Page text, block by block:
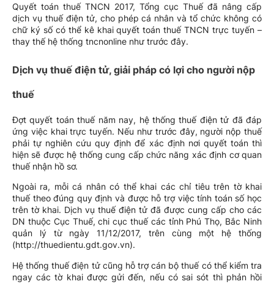
Quyết toán thuế TNCN 2017, Tổng cục Thuế đã nâng cấp
dịch vụ thuế điện tử, cho phép cá nhân và tổ chức không có
chữ ký số có thể kê khai quyết toán thuế TNCN trực tuyến –
thay thế hệ thống tncnonline như trước đây.
Dịch vụ thuế điện tử, giải pháp có lợi cho người nộp
thuế
Đợt quyết toán thuế năm nay, hệ thống thuế điện tử đã đáp
ứng việc khai trực tuyến. Nếu như trước đây, người nộp thuế
phải tự nghiên cứu quy định để xác định nơi quyết toán thì
hiện sẽ được hệ thống cung cấp chức năng xác định cơ quan
thuế nhận hồ sơ.
Ngoài ra, mỗi cá nhân có thể khai các chỉ tiêu trên tờ khai
thuế theo đúng quy định và được hỗ trợ việc tính toán số học
trên tờ khai. Dịch vụ thuế điện tử đã được cung cấp cho các
DN thuộc Cục Thuế, chi cục thuế các tỉnh Phú Thọ, Bắc Ninh
quản lý từ ngày 11/12/2017, trên cùng một hệ thống
(http://thuedientu.gdt.gov.vn).
Hệ thống thuế điện tử cũng hỗ trợ cán bộ thuế có thể kiểm tra
ngay các tờ khai được gửi đến, nếu có sai sót thì phản hồi